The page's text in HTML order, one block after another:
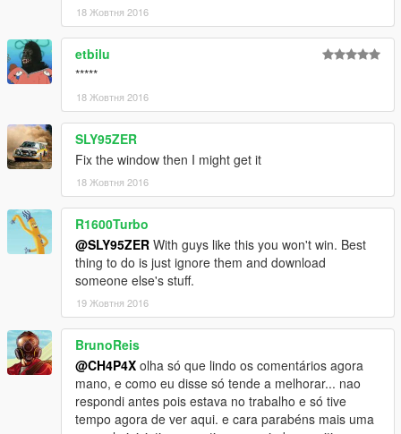
X:\Grand Theft Auto V\Update\x64\dlcpacks
----------------------------
2 - Use OpenIV extract
X:\Grand Theft Auto
V\update\update.rpf\common\data\dlclist.xml
then use notepad open it,add new line.
dlcpacks:\fusca\
Save it and use OpenIV replace it.
----------------------------
4 - You can use Simple Trainer Spawn it by name.
18 Жовтня 2016
etbilu
*****
18 Жовтня 2016
SLY95ZER
Fix the window then I might get it
18 Жовтня 2016
R1600Turbo
@SLY95ZER With guys like this you won't win. Best
thing to do is just ignore them and download
someone else's stuff.
19 Жовтня 2016
BrunoReis
@CH4P4X olha só que lindo os comentários agora
mano, e como eu disse só tende a melhorar... nao
respondi antes pois estava no trabalho e só tive
tempo agora de ver aqui. e cara parabéns mais uma